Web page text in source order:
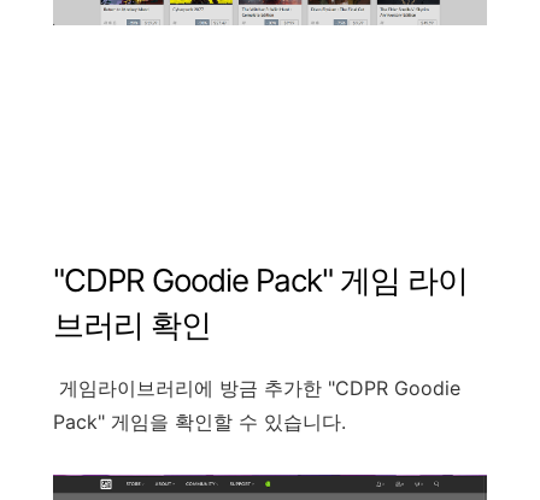
"CDPR Goodie Pack" 게임 라이
브러리 확인
게임라이브러리에 방금 추가한 "CDPR Goodie
Pack" 게임을 확인할 수 있습니다.